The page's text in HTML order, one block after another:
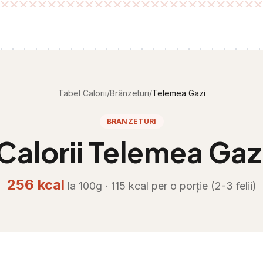
Tabel Calorii/Brânzeturi/Telemea Gazi
BRANZETURI
Telemea
256 kcal la 100g · 115 kcal per o porție (2-3 felii)